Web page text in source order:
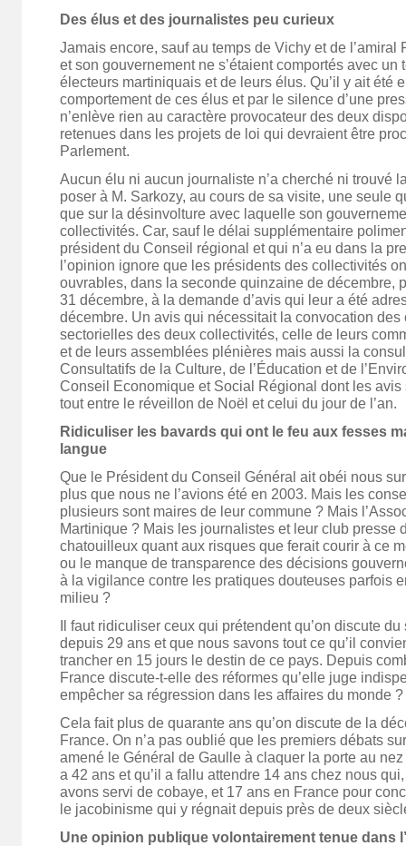
Des élus et des journalistes peu curieux
Jamais encore, sauf au temps de Vichy et de l’amiral
et son gouvernement ne s’étaient comportés avec un
électeurs martiniquais et de leurs élus. Qu’il y ait été
comportement de ces élus et par le silence d’une
n’enlève rien au caractère provocateur des deux
retenues dans les projets de loi qui devraient être
Parlement.
Aucun élu ni aucun journaliste n’a cherché ni trouvé
poser à M. Sarkozy, au cours de sa visite, une seule
que sur la désinvolture avec laquelle son
collectivités. Car, sauf le délai supplémentaire
président du Conseil régional et qui n’a eu dans la
l’opinion ignore que les présidents des collectivités
ouvrables, dans la seconde quinzaine de décembre,
31 décembre, à la demande d’avis qui leur a été
décembre. Un avis qui nécessitait la convocation des
sectorielles des deux collectivités, celle de leurs
et de leurs assemblées plénières mais aussi la
Consultatifs de la Culture, de l’Éducation et de
Conseil Economique et Social Régional dont les avis
tout entre le réveillon de Noël et celui du jour de l’an.
Ridiculiser les bavards qui ont le feu aux fesses
langue
Que le Président du Conseil Général ait obéi nous
plus que nous ne l’avions été en 2003. Mais les
plusieurs sont maires de leur commune ? Mais
Martinique ? Mais les journalistes et leur club presse
chatouilleux quant aux risques que ferait courir à ce
ou le manque de transparence des décisions
à la vigilance contre les pratiques douteuses parfois
milieu ?
Il faut ridiculiser ceux qui prétendent qu’on discute
depuis 29 ans et que nous savons tout ce qu’il
trancher en 15 jours le destin de ce pays. Depuis
France discute-t-elle des réformes qu’elle juge
empêcher sa régression dans les affaires du monde ?
Cela fait plus de quarante ans qu’on discute de la
France. On n’a pas oublié que les premiers débats
amené le Général de Gaulle à claquer la porte au
a 42 ans et qu’il a fallu attendre 14 ans chez nous
avons servi de cobaye, et 17 ans en France pour
le jacobinisme qui y régnait depuis près de deux
Une opinion publique volontairement tenue dans